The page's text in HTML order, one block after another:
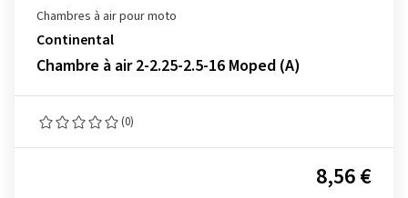
Chambres à air pour moto
Continental
Chambre à air 2-2.25-2.5-16 Moped (A)
(0)
8,56 €